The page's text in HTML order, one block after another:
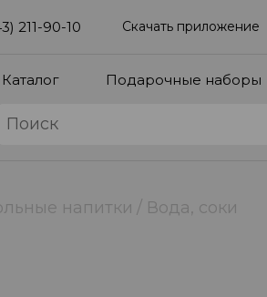
211-90-10 Скачать приложение
Каталог Подарочные наборы
напитки Вода, соки